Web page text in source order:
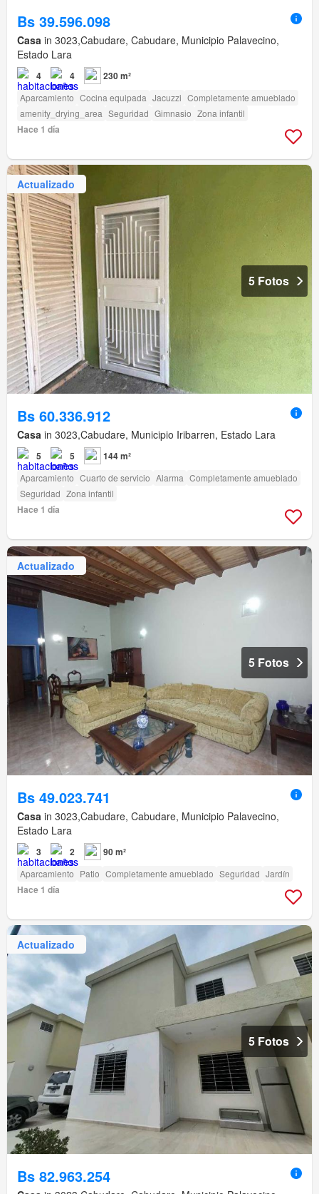
Bs 39.596.098
Casa in 3023,Cabudare, Cabudare, Municipio Palavecino,
Estado Lara
4 4 230 m²
Aparcamiento Cocina equipada Jacuzzi Completamente amueblado
amenity_drying_area Seguridad Gimnasio Zona infantil
Hace 1 día
Actualizado
5 Fotos
Bs 60.336.912
Casa in 3023,Cabudare, Municipio Iribarren, Estado Lara
5 5 144 m²
Aparcamiento Cuarto de servicio Alarma Completamente amueblado
Seguridad Zona infantil
Hace 1 día
Actualizado
5 Fotos
Bs 49.023.741
Casa in 3023,Cabudare, Cabudare, Municipio Palavecino,
Estado Lara
3 2 90 m²
Aparcamiento Patio Completamente amueblado Seguridad Jardín
Hace 1 día
Actualizado
5 Fotos
Bs 82.963.254